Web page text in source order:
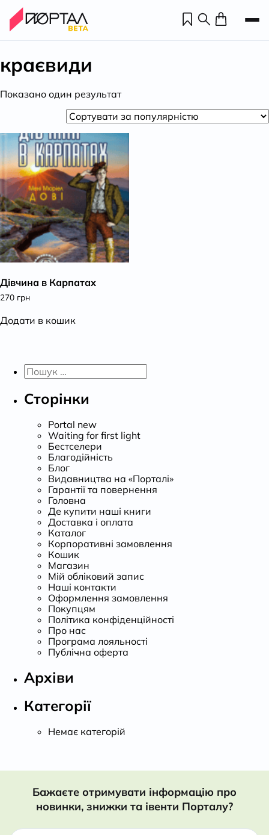
краєвиди
Показано один результат
Дівчина в Карпатах
270 грн
Додати в кошик
Пошук:
Сторінки
Portal new
Waiting for first light
Бестселери
Благодійність
Блог
Видавництва на «Порталі»
Гарантії та повернення
Головна
Де купити наші книги
Доставка і оплата
Каталог
Корпоративні замовлення
Кошик
Магазин
Мій обліковий запис
Наші контакти
Оформлення замовлення
Покупцям
Політика конфіденційності
Про нас
Програма лояльності
Публічна оферта
Архіви
Категорії
Немає категорій
Бажаєте отримувати інформацію про
новинки, знижки та івенти Порталу?